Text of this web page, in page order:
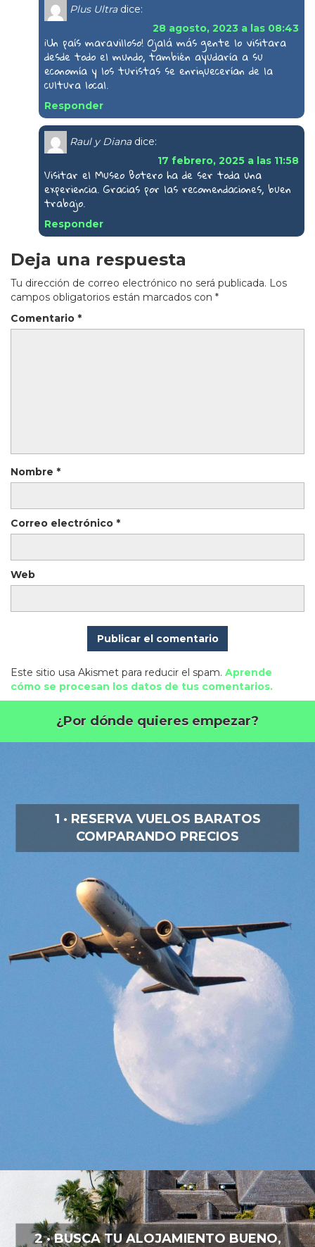
Plus Ultra dice:
28 agosto, 2023 a las 08:43
¡Un país maravilloso! Ojalá más gente lo visitara
desde todo el mundo, también ayudaría a su
economía y los turistas se enriquecerían de la
cultura local.
Responder
Raul y Diana dice:
17 febrero, 2025 a las 11:58
Visitar el Museo Botero ha de ser toda una
experiencia. Gracias por las recomendaciones, buen
trabajo.
Responder
Deja una respuesta
Tu dirección de correo electrónico no será publicada. Los
campos obligatorios están marcados con *
Comentario *
Nombre *
Correo electrónico *
Web
Este sitio usa Akismet para reducir el spam. Aprende
cómo se procesan los datos de tus comentarios.
¿Por dónde quieres empezar?
1 · RESERVA VUELOS BARATOS
COMPARANDO PRECIOS
2 · BUSCA TU ALOJAMIENTO BUENO,